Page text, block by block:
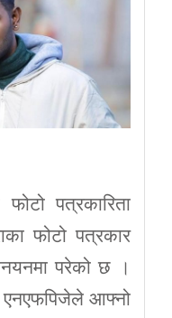
पत्रकारिता
फोटो पत्रकार
परेको छ ।
एनएफपिजेले आफ्नो